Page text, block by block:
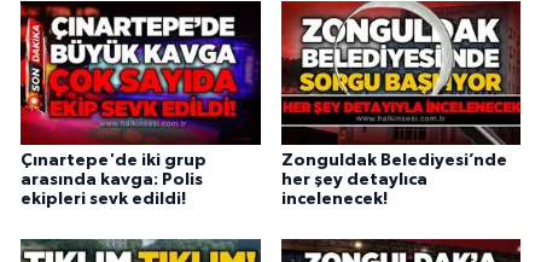
Çınartepe'de iki grup
arasında kavga: Polis
ekipleri sevk edildi!
Zonguldak Belediyesi’nde
her şey detaylıca
incelenecek!